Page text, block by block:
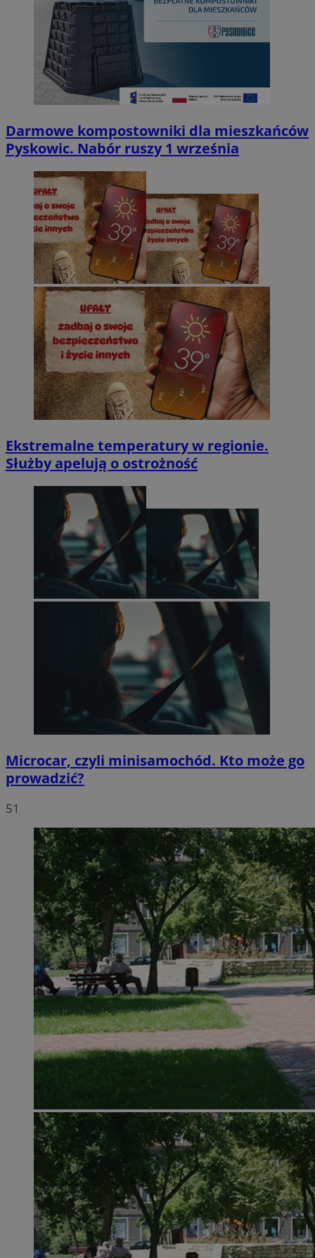
Darmowe kompostowniki dla mieszkańców
Pyskowic. Nabór ruszy 1 września
Ekstremalne temperatury w regionie.
Służby apelują o ostrożność
Microcar, czyli minisamochód. Kto może go
prowadzić?
51